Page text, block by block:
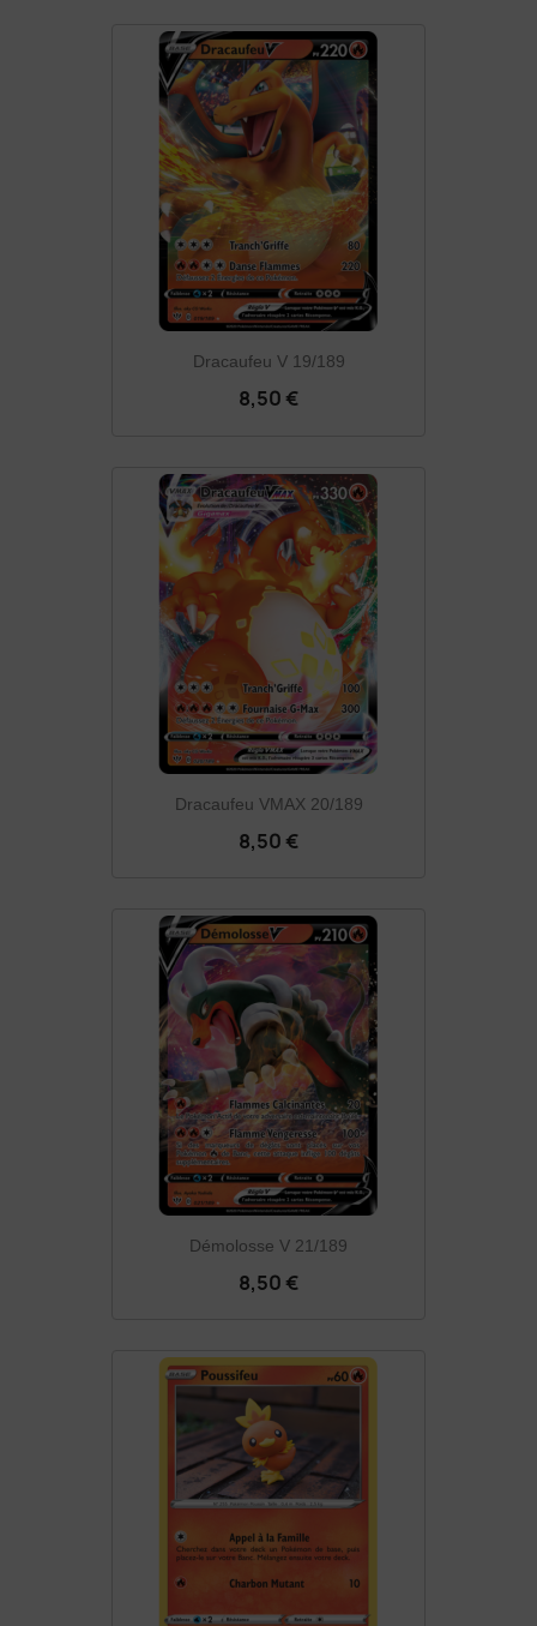
Dracaufeu V 19/189
8,50 €
Dracaufeu VMAX 20/189
8,50 €
Démolosse V 21/189
8,50 €